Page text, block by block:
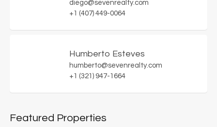
diego@sevenrealty.com
+1 (407) 449-0064
Humberto Esteves
humberto@sevenrealty.com
+1 (321) 947-1664
Featured Properties